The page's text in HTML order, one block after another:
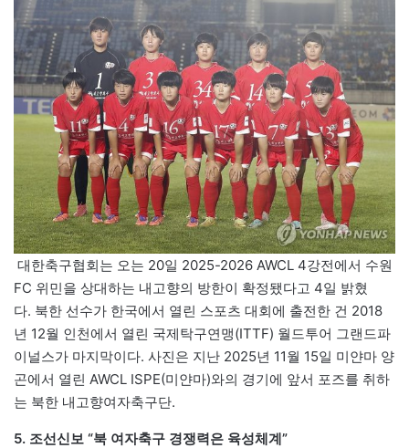
대한축구협회는 오는 20일 2025-2026 AWCL 4강전에서 수원
FC 위민을 상대하는 내고향의 방한이 확정됐다고 4일 밝혔
다. 북한 선수가 한국에서 열린 스포츠 대회에 출전한 건 2018
년 12월 인천에서 열린 국제탁구연맹(ITTF) 월드투어 그랜드파
이널스가 마지막이다. 사진은 지난 2025년 11월 15일 미얀마 양
곤에서 열린 AWCL ISPE(미얀마)와의 경기에 앞서 포즈를 취하
는 북한 내고향여자축구단.
5. 조선신보 “북 여자축구 경쟁력은 육성체계”